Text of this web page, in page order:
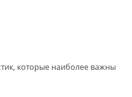
которые наиболее важны